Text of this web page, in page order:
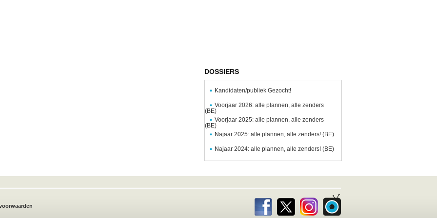
DOSSIERS
Kandidaten/publiek Gezocht!
Voorjaar 2026: alle plannen, alle zenders
(BE)
Voorjaar 2025: alle plannen, alle zenders
(BE)
Najaar 2025: alle plannen, alle zenders! (BE)
Najaar 2024: alle plannen, alle zenders! (BE)